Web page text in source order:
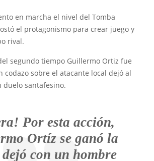
en marcha el nivel del Tomba
el protagonismo para crear juego y
rival.
segundo tiempo Guillermo Ortiz fue
codazo sobre el atacante local dejó al
duelo santafesino.
Por esta acción,
Ortíz se ganó la
con un hombre